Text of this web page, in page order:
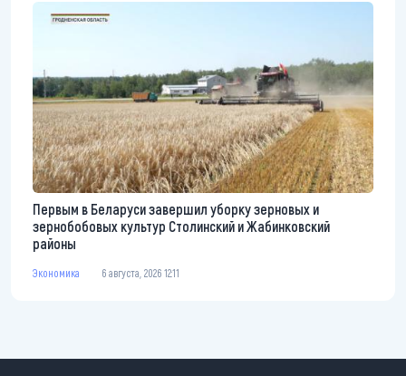
Первым в Беларуси завершил уборку зерновых и
зернобобовых культур Столинский и Жабинковский
районы
Экономика 6 августа, 2026 12:11